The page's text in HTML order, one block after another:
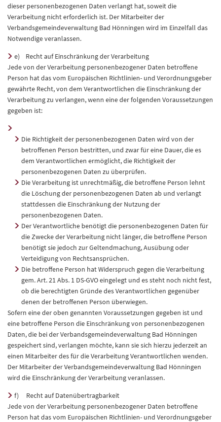
dieser personenbezogenen Daten verlangt hat, soweit die
Verarbeitung nicht erforderlich ist. Der Mitarbeiter der
Verbandsgemeindeverwaltung Bad Hönningen wird im Einzelfall das
Notwendige veranlassen.
e) Recht auf Einschränkung der Verarbeitung
Jede von der Verarbeitung personenbezogener Daten betroffene
Person hat das vom Europäischen Richtlinien- und Verordnungsgeber
gewährte Recht, von dem Verantwortlichen die Einschränkung der
Verarbeitung zu verlangen, wenn eine der folgenden Voraussetzungen
gegeben ist:
Die Richtigkeit der personenbezogenen Daten wird von der
betroffenen Person bestritten, und zwar für eine Dauer, die es
dem Verantwortlichen ermöglicht, die Richtigkeit der
personenbezogenen Daten zu überprüfen.
Die Verarbeitung ist unrechtmäßig, die betroffene Person lehnt
die Löschung der personenbezogenen Daten ab und verlangt
stattdessen die Einschränkung der Nutzung der
personenbezogenen Daten.
Der Verantwortliche benötigt die personenbezogenen Daten für
die Zwecke der Verarbeitung nicht länger, die betroffene Person
benötigt sie jedoch zur Geltendmachung, Ausübung oder
Verteidigung von Rechtsansprüchen.
Die betroffene Person hat Widerspruch gegen die Verarbeitung
gem. Art. 21 Abs. 1 DS-GVO eingelegt und es steht noch nicht fest,
ob die berechtigten Gründe des Verantwortlichen gegenüber
denen der betroffenen Person überwiegen.
Sofern eine der oben genannten Voraussetzungen gegeben ist und
eine betroffene Person die Einschränkung von personenbezogenen
Daten, die bei der Verbandsgemeindeverwaltung Bad Hönningen
gespeichert sind, verlangen möchte, kann sie sich hierzu jederzeit an
einen Mitarbeiter des für die Verarbeitung Verantwortlichen wenden.
Der Mitarbeiter der Verbandsgemeindeverwaltung Bad Hönningen
wird die Einschränkung der Verarbeitung veranlassen.
f) Recht auf Datenübertragbarkeit
Jede von der Verarbeitung personenbezogener Daten betroffene
Person hat das vom Europäischen Richtlinien- und Verordnungsgeber